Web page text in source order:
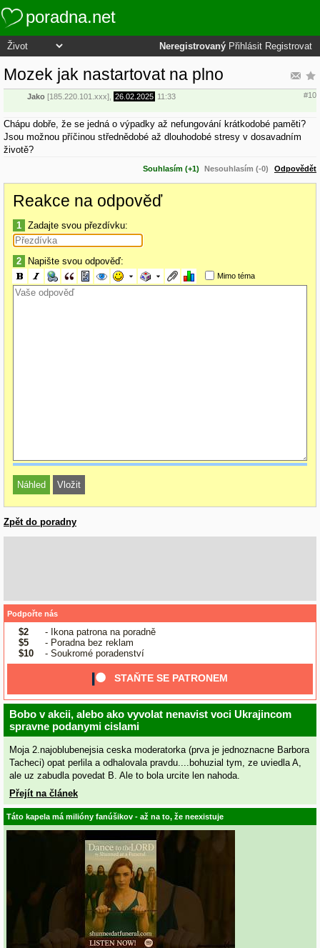
poradna.net
Neregistrovaný Přihlásit Registrovat
Mozek jak nastartovat na plno
Jako [185.220.101.xxx], 26.02.2025 11:33 #10
Chápu dobře, že se jedná o výpadky až nefungování krátkodobé paměti?
Jsou možnou příčinou střednědobé až dlouhodobé stresy v dosavadním
životě?
Souhlasím (+1) Nesouhlasím (-0) Odpovědět
Reakce na odpověď
1 Zadajte svou přezdívku:
2 Napište svou odpověď:
Mimo téma
Zpět do poradny
Podpořte nás
$2
- Ikona patrona na poradně
$5
- Poradna bez reklam
$10
- Soukromé poradenství
STAŇTE SE PATRONEM
Bobo v akcii, alebo ako vyvolat nenavist voci Ukrajincom
spravne podanymi cislami
Moja 2.najoblubenejsia ceska moderatorka (prva je jednoznacne Barbora
Tacheci) opat perlila a odhalovala pravdu....bohuzial tym, ze uviedla A,
ale uz zabudla povedat B. Ale to bola urcite len nahoda.
Přejít na článek
Táto kapela má milióny fanúšikov - až na to, že neexistuje